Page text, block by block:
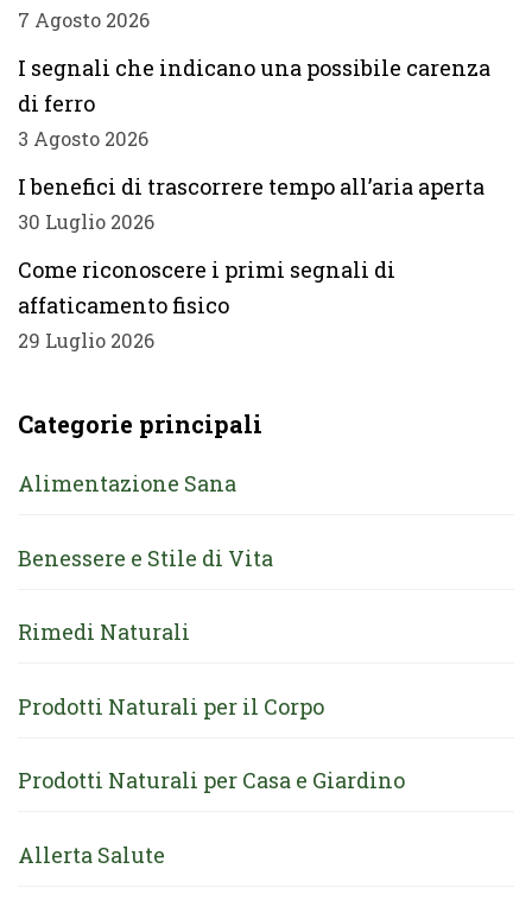
7 Agosto 2026
I segnali che indicano una possibile carenza
di ferro
3 Agosto 2026
I benefici di trascorrere tempo all’aria aperta
30 Luglio 2026
Come riconoscere i primi segnali di
affaticamento fisico
29 Luglio 2026
Categorie principali
Alimentazione Sana
Benessere e Stile di Vita
Rimedi Naturali
Prodotti Naturali per il Corpo
Prodotti Naturali per Casa e Giardino
Allerta Salute